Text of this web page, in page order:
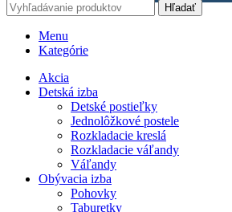
Hľadať
Menu
Kategórie
Akcia
Detská izba
Detské postieľky
Jednolôžkové postele
Rozkladacie kreslá
Rozkladacie váľandy
Váľandy
Obývacia izba
Pohovky
Taburetky